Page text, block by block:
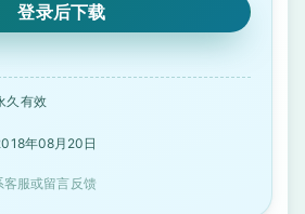
登录后下载
久有效
年08月20日
服或留言反馈